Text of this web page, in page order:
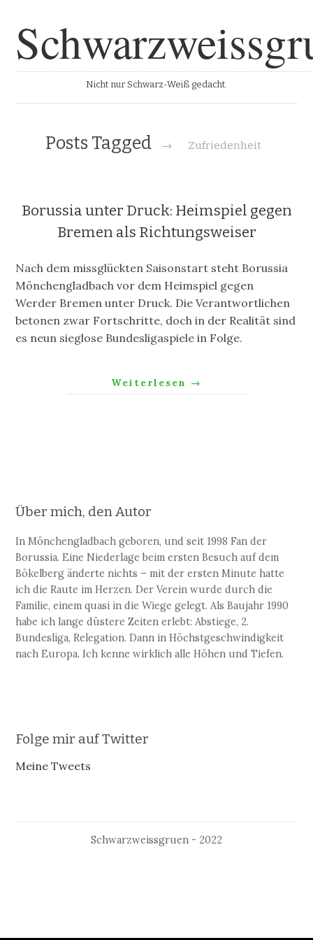
Nicht nur Schwarz-Weiß gedacht.
Posts Tagged → Zufriedenheit
Borussia unter Druck: Heimspiel gegen
Bremen als Richtungsweiser
Nach dem missglückten Saisonstart steht Borussia
Mönchengladbach vor dem Heimspiel gegen
Werder Bremen unter Druck. Die Verantwortlichen
betonen zwar Fortschritte, doch in der Realität sind
es neun sieglose Bundesligaspiele in Folge.
Weiterlesen →
Über mich, den Autor
In Mönchengladbach geboren, und seit 1998 Fan der
Borussia. Eine Niederlage beim ersten Besuch auf dem
Bökelberg änderte nichts – mit der ersten Minute hatte
ich die Raute im Herzen. Der Verein wurde durch die
Familie, einem quasi in die Wiege gelegt. Als Baujahr 1990
habe ich lange düstere Zeiten erlebt: Abstiege, 2.
Bundesliga, Relegation. Dann in Höchstgeschwindigkeit
nach Europa. Ich kenne wirklich alle Höhen und Tiefen.
Folge mir auf Twitter
Meine Tweets
Schwarzweissgruen - 2022